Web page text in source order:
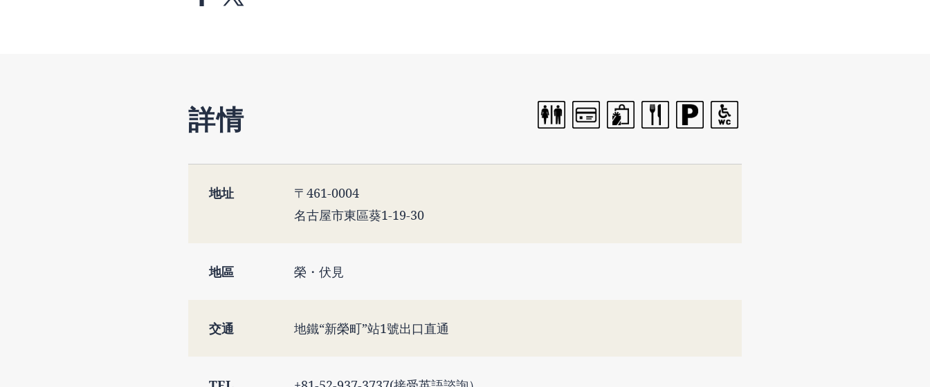
詳情
地址
〒461-0004
名古屋市東區葵1-19-30
地區 榮・伏見
交通 地鐵“新榮町”站1號出口直通